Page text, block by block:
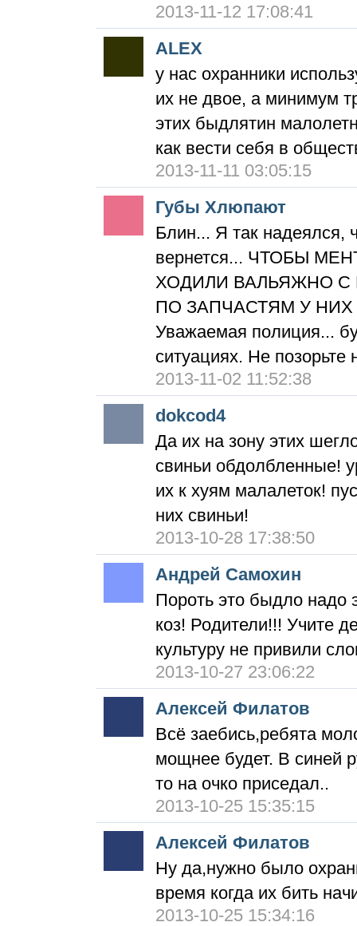
2013-11-12 17:08:41
ALEX
у нас охранники
их не двое, а минимум
этих быдлятин
как вести себя в
2013-11-11 03:05:15
Губы Хлюпают
Блин... Я так надеялся,
вернется... ЧТОБЫ
ХОДИЛИ ВАЛЬЯЖНО
ПО ЗАПЧАСТЯМ У
Уважаемая полиция...
ситуациях. Не позорьте
2013-11-02 11:52:38
dokcod4
Да их на зону этих
свиньи обдолбленные!
их к хуям малалеток!
них свиньи!
2013-10-28 17:38:50
Андрей Самохин
Пороть это быдло надо
коз! Родители!!! Учите
культуру не привили
2013-10-27 23:06:22
Алексей Филатов
Всё заебись,ребята
мощнее будет. В синей
то на очко приседал..
2013-10-25 15:35:15
Алексей Филатов
Ну да,нужно было
время когда их бить
2013-10-25 15:34:16